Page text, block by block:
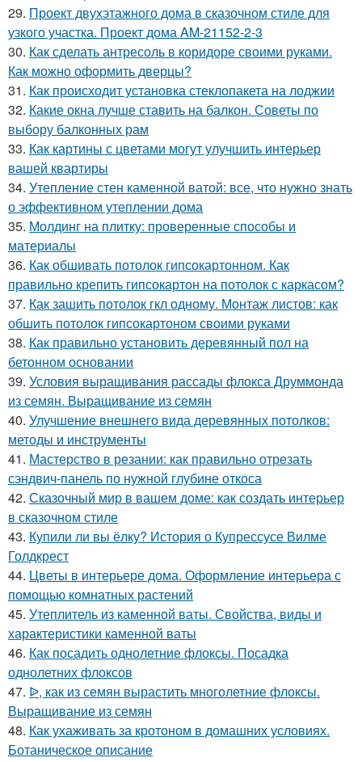
29. Проект двухэтажного дома в сказочном стиле для
узкого участка. Проект дома AM-21152-2-3
30. Как сделать антресоль в коридоре своими руками.
Как можно оформить дверцы?
31. Как происходит установка стеклопакета на лоджии
32. Какие окна лучше ставить на балкон. Советы по
выбору балконных рам
33. Как картины с цветами могут улучшить интерьер
вашей квартиры
34. Утепление стен каменной ватой: все, что нужно знать
о эффективном утеплении дома
35. Молдинг на плитку: проверенные способы и
материалы
36. Как обшивать потолок гипсокартонном. Как
правильно крепить гипсокартон на потолок с каркасом?
37. Как зашить потолок гкл одному. Монтаж листов: как
обшить потолок гипсокартоном своими руками
38. Как правильно установить деревянный пол на
бетонном основании
39. Условия выращивания рассады флокса Друммонда
из семян. Выращивание из семян
40. Улучшение внешнего вида деревянных потолков:
методы и инструменты
41. Мастерство в резании: как правильно отрезать
сэндвич-панель по нужной глубине откоса
42. Сказочный мир в вашем доме: как создать интерьер
в сказочном стиле
43. Купили ли вы ёлку? История о Купрессусе Вилме
Голдкрест
44. Цветы в интерьере дома. Оформление интерьера с
помощью комнатных растений
45. Утеплитель из каменной ваты. Свойства, виды и
характеристики каменной ваты
46. Как посадить однолетние флоксы. Посадка
однолетних флоксов
47. ᐉ, как из семян вырастить многолетние флоксы.
Выращивание из семян
48. Как ухаживать за кротоном в домашних условиях.
Ботаническое описание